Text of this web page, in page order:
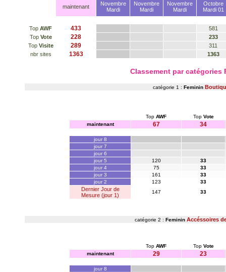
maintenant
Novembre
Mardi
Novembre
Mardi
Novembre
Mardi
Octobre
Mardi 01
Top AWF 433
581
Top Vote 228
233
Top Visite 289
311
nbr sites
1363 1363
Classement par
catégorie 1 : Feminin
Top AWF Top Vote
maintenant
67 34
jour 8
jour 7
jour 6
jour 5
120
33
jour 4
75
33
jour 3
161
33
jour 2
123 33
Dernier Jour de
Mesure (jour 1)
147 33
catégorie 2 : Feminin Accéssoires
Top AWF Top Vote
maintenant
29 23
jour 8